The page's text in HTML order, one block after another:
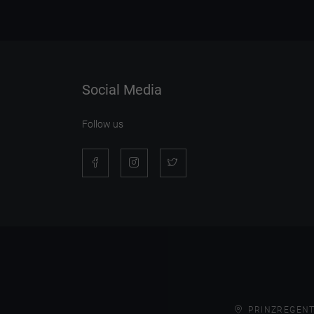
Social Media
Follow us